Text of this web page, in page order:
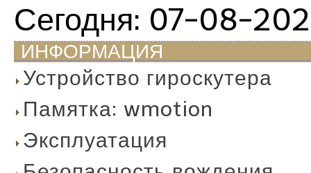
Сегодня: 07-08-
ИНФОРМАЦИЯ
Устройство гироскутера
Памятка: wmotion
Эксплуатация